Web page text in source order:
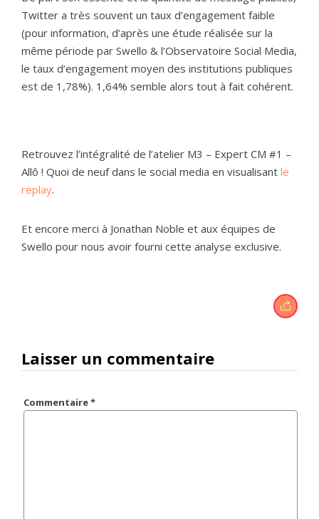
Twitter a très souvent un taux d’engagement faible
(pour information, d’après une étude réalisée sur la
même période par Swello & l’Observatoire Social Media,
le taux d’engagement moyen des institutions publiques
est de 1,78%). 1,64% semble alors tout à fait cohérent.
Retrouvez l’intégralité de l’atelier M3 – Expert CM #1 –
Allô ! Quoi de neuf dans le social media en visualisant le
replay.
Et encore merci à Jonathan Noble et aux équipes de
Swello pour nous avoir fourni cette analyse exclusive.
Laisser un commentaire
Commentaire*